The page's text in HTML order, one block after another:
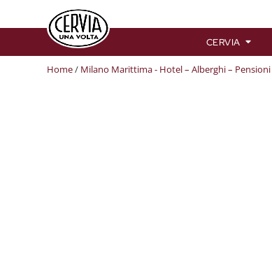
CERVIA
Home/ Milano Marittima - Hotel – Alberghi – Pensioni